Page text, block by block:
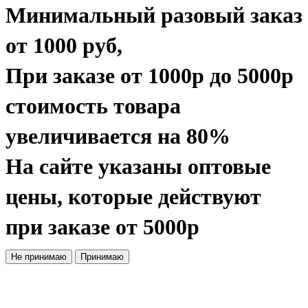
Минимальный разовый заказ
от 1000 руб,
При заказе от 1000р до 5000р
стоимость товара
увеличивается на 80%
На сайте указаны оптовые
цены, которые действуют
при заказе от 5000р
Не принимаю Принимаю